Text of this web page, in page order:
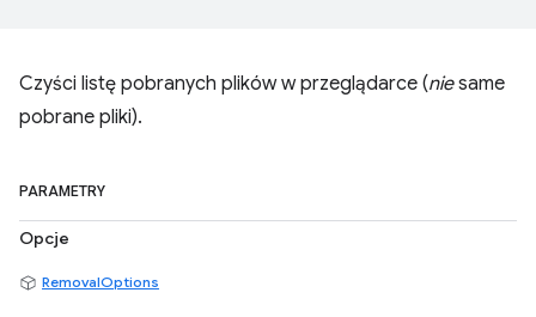
Czyści listę pobranych plików w przeglądarce (niesame
pobrane pliki).
PARAMETRY
Opcje
RemovalOptions